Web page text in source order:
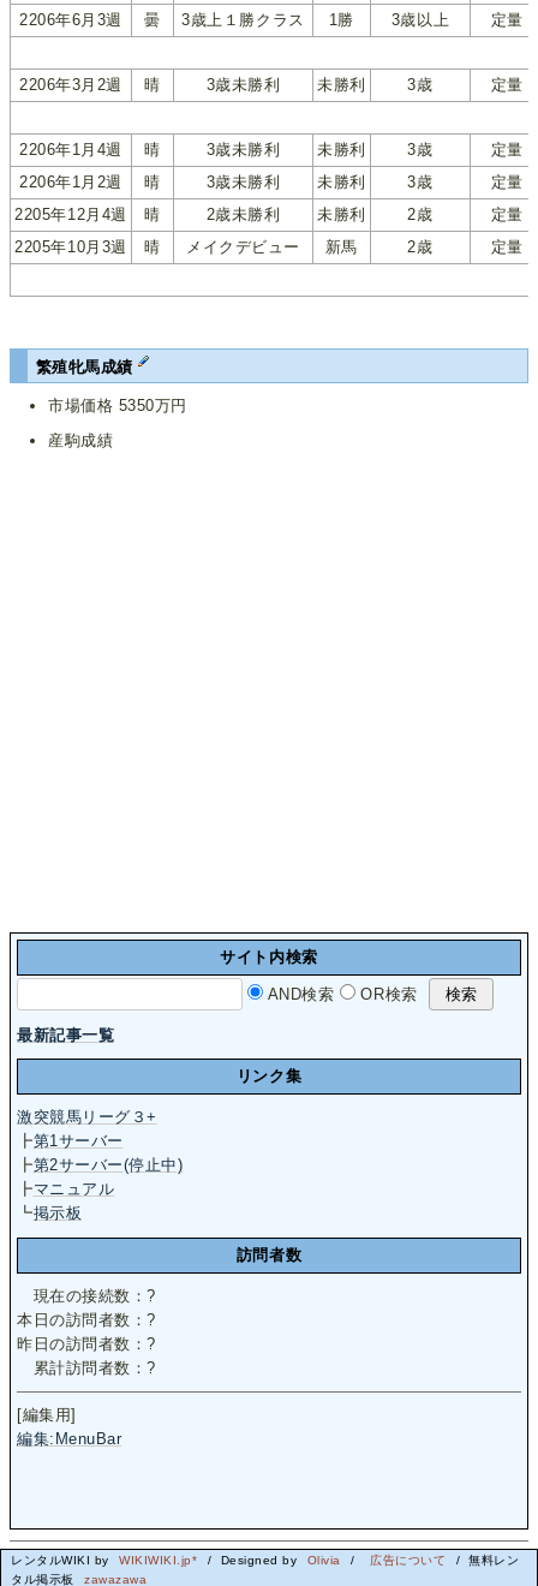
2206年6月3週
曇 3歳上１勝クラス 1勝 3歳以上 定量
2206年3月2週 晴 3歳未勝利 未勝利 3歳 定量
2206年1月4週 晴 3歳未勝利 未勝利 3歳
定量
2206年1月2週
晴 3歳未勝利 未勝利 3歳
定量
2205年12月4週
晴 2歳未勝利 未勝利 2歳
定量
2205年10月3週
晴 メイクデビュー 新馬 2歳 定量
繁殖牝馬成績
市場価格 5350万円
産駒成績
サイト内検索
AND検索 OR検索
最新記事一覧
リンク集
激突競馬リーグ３+
┣第1サーバー
┣第2サーバー(停止中)
┣マニュアル
┗掲示板
訪問者数
現在の接続数：?
本日の訪問者数：?
昨日の訪問者数：?
累計訪問者数：?
[編集用]
編集:MenuBar
レンタルWIKI by WIKIWIKI.jp* / Designed by Olivia / 広告について
/ 無料レン
タル掲示板
zawazawa